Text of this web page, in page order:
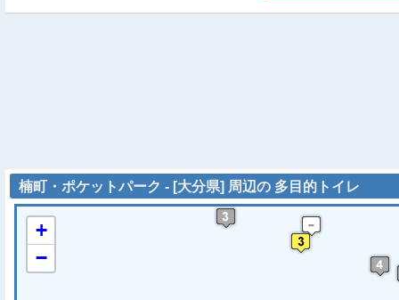
楠町・ポケットパーク - [大分県] 周辺の 多目的トイレ
+
−